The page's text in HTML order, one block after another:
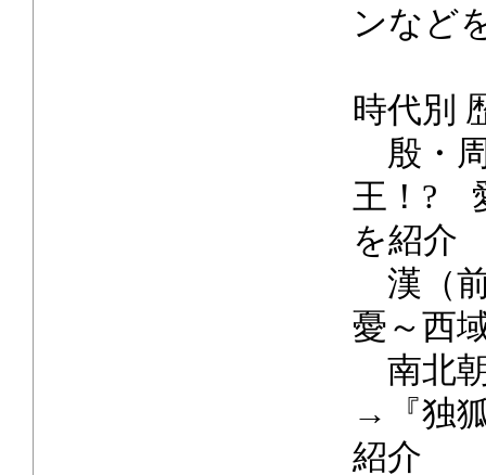
ンなど
時代別
殷・
王！?
を紹介
漢（
憂～西
南北
→『独
紹介